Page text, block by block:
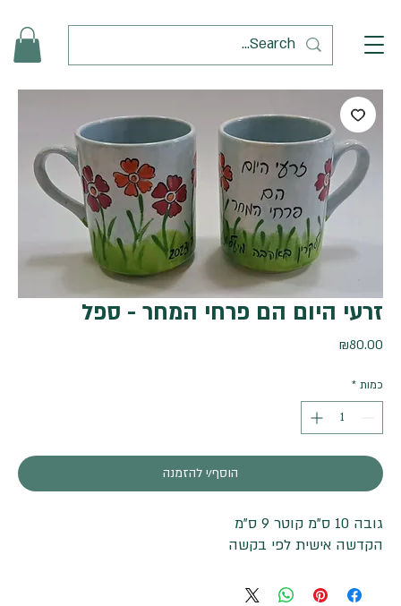
זרעי היום הם פרחי המחר - ספל
₪80.00
כמות *
הוסף/י להזמנה
גובה 10 ס"מ קוטר 9 ס"מ
הקדשה אישית לפי בקשה